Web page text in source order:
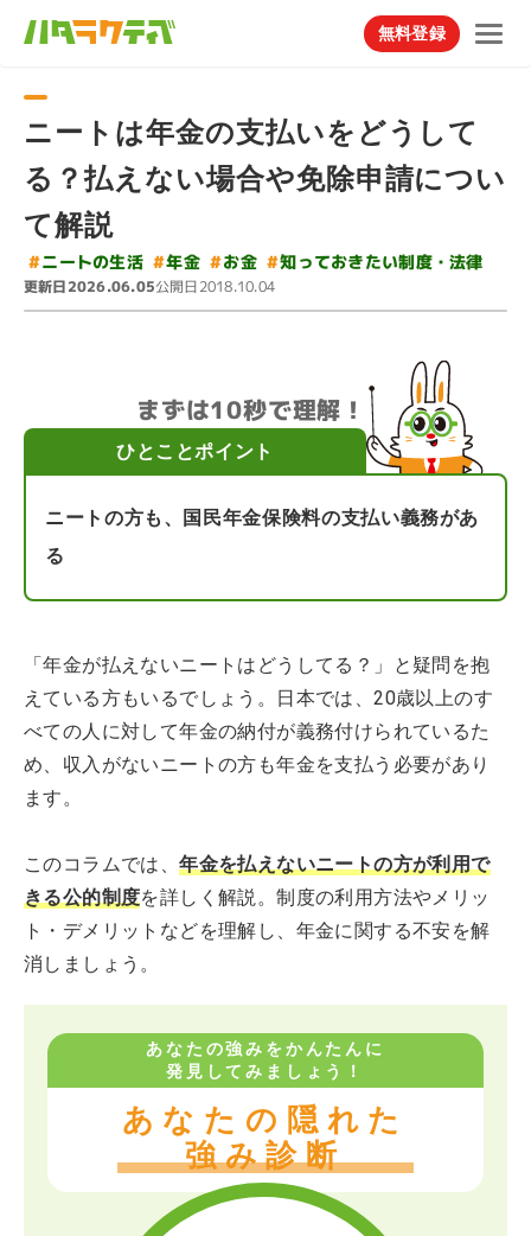
無料登録
ニートは年金の支払いをどうして
る？払えない場合や免除申請につい
て解説
#ニートの生活 #年金 #お金 #知っておきたい制度・法律
更新日2026.06.05公開日2018.10.04
まずは10秒で理解！
ひとことポイント
ニートの方も、国民年金保険料の支払い義務があ
る
「年金が払えないニートはどうしてる？」と疑問を抱
えている方もいるでしょう。日本では、20歳以上のす
べての人に対して年金の納付が義務付けられているた
め、収入がないニートの方も年金を支払う必要があり
ます。
このコラムでは、年金を払えないニートの方が利用で
きる公的制度を詳しく解説。制度の利用方法やメリッ
ト・デメリットなどを理解し、年金に関する不安を解
消しましょう。
あなたの強みをかんたんに
発見してみましょう！
あなたの隠れた
強み診断